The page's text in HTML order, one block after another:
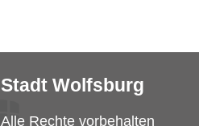
Stadt Wolfsburg
Alle Rechte vorbehalten